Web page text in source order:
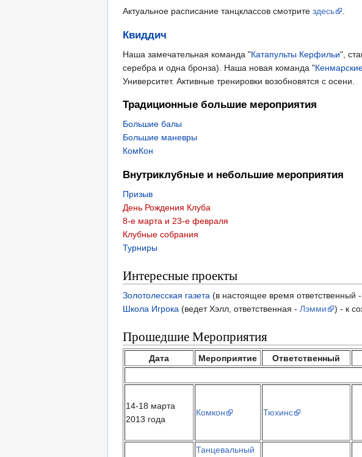
Актуальное расписание танцклассов смотрите здесь .
Квиддич
Наша замечательная команда "Катапульты Керфильи",
серебра и одна бронза). Наша новая команда "
Университет. Активные тренировки возобновятся с осени.
Традиционные большие мероприятия
Большие балы
Большие маневры
КомКон
Внутриклубные и небольшие мероприятия
Призыв
День Рождения Клуба
8-е марта и 23-е февраля
Клубные собрания
Турниры
Интересные проекты
Золотолесская газета (в настоящее время ответственный -
Школа Игрока (ведет Хэлл, ответственная - Лэмми ) - к
Прошедшие Мероприятия
Дата Мероприятие Ответственный
14-18 марта
2013 года
Комкон Тюхинс
Танцевальный